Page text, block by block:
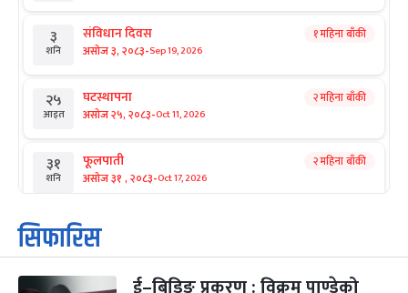
३
शनि
संविधान दिवस
असोज ३, २०८३-Sep 19, 2026
१ महिना बाँकी
२५
आइत
घटस्थापना
असोज २५, २०८३-Oct 11, 2026
२ महिना बाँकी
३१
शनि
फूलपाती
असोज ३१ , २०८३-Oct 17, 2026
२ महिना बाँकी
१
आइत
कार्तिक सङ्क्रान्ति
कार्तिक १, २०८३
महानवमी २ महिना बाँकी
सिफारिस